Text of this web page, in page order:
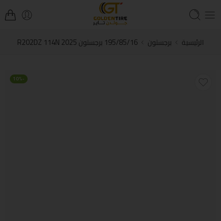
الرئيسية برجستون 195/85/16 برجستون R202DZ 114N 2025
-10%